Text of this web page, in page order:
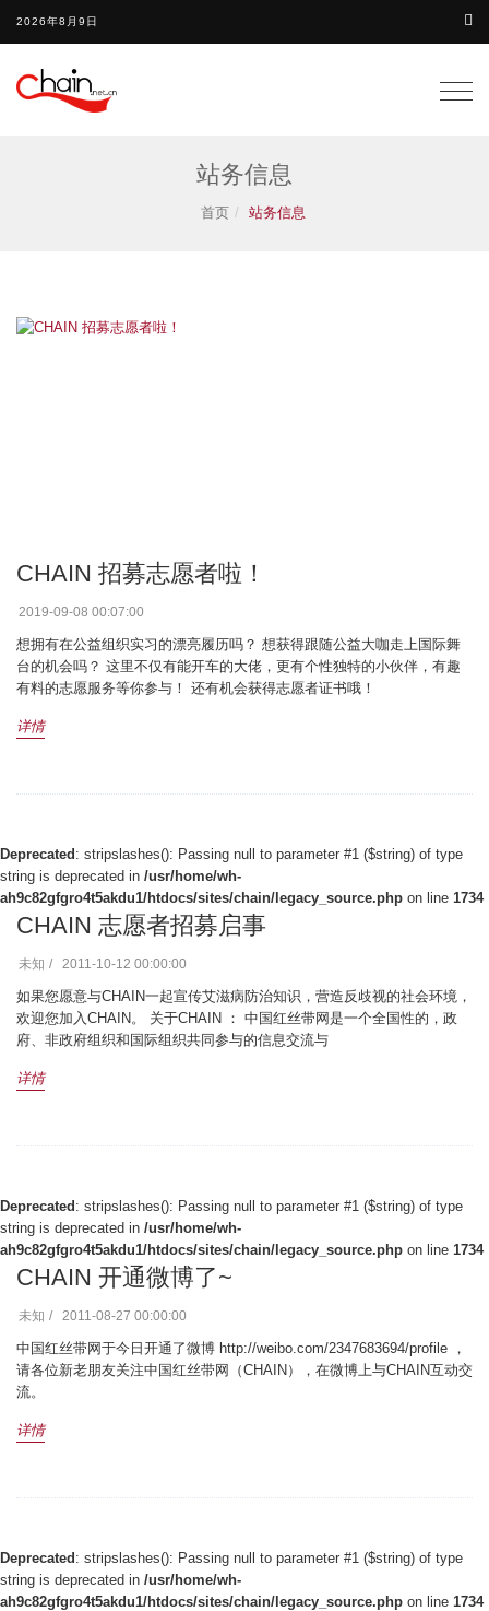
2026年8月9日
站务信息
首页 站务信息
CHAIN 招募志愿者啦！
2019-09-08 00:07:00
想拥有在公益组织实习的漂亮履历吗？ 想获得跟随公益大咖走上国际舞
台的机会吗？ 这里不仅有能开车的大佬，更有个性独特的小伙伴，有趣
有料的志愿服务等你参与！ 还有机会获得志愿者证书哦！
详情
Deprecated : stripslashes(): Passing null to parameter #1 ($string) of type
string is deprecated in /usr/home/wh-
ah9c82gfgro4t5akdu1/htdocs/sites/chain/legacy_source.php on line 1734
CHAIN 志愿者招募启事
未知 2011-10-12 00:00:00
如果您愿意与CHAIN一起宣传艾滋病防治知识，营造反歧视的社会环境，
欢迎您加入CHAIN。 关于CHAIN ： 中国红丝带网是一个全国性的，政
府、非政府组织和国际组织共同参与的信息交流与
详情
Deprecated : stripslashes(): Passing null to parameter #1 ($string) of type
string is deprecated in /usr/home/wh-
ah9c82gfgro4t5akdu1/htdocs/sites/chain/legacy_source.php on line 1734
CHAIN 开通微博了~
未知 2011-08-27 00:00:00
中国红丝带网于今日开通了微博 http://weibo.com/2347683694/profile ，
请各位新老朋友关注中国红丝带网（CHAIN），在微博上与CHAIN互动交
流。
详情
Deprecated : stripslashes(): Passing null to parameter #1 ($string) of type
string is deprecated in /usr/home/wh-
ah9c82gfgro4t5akdu1/htdocs/sites/chain/legacy_source.php on line 1734